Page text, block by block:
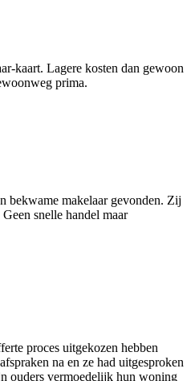
kaart. Lagere kosten dan gewoon
prima.
bekwame makelaar gevonden. Zij
snelle handel maar
proces uitgekozen hebben
na en ze had uitgesproken
ouders vermoedelijk hun woning